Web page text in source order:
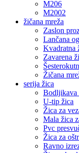
M206
M2002
žičana mreža
Zaslon
Lančana
Kvadratna
Zavarena
Žičana
serija žica
Bodljikava
U-tip žica
Žica za
Mala žica
Pvc
Žica za
Ravno